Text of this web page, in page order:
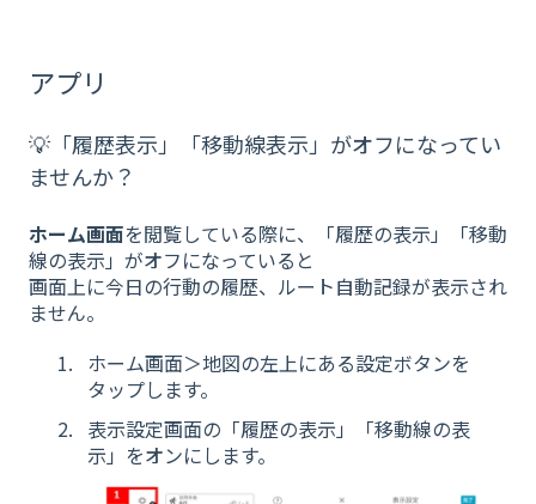
アプリ
💡「履歴表示」「移動線表示」がオフになってい
ませんか？
ホーム画面を閲覧している際に、「履歴の表示」「移動
線の表示」がオフになっていると
画面上に今日の行動の履歴、ルート自動記録が表示され
ません。
ホーム画面＞地図の左上にある設定ボタンを
タップします。
表示設定画面の「履歴の表示」「移動線の表
示」をオンにします。